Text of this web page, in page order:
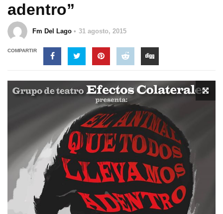
adentro”
Fm Del Lago 31 agosto, 2015
COMPARTIR